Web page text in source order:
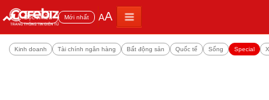
Đọc nhiều Mới nhất AA
Kinh doanh Tài chính ngân hàng Bất động sản Quốc tế Sống Special